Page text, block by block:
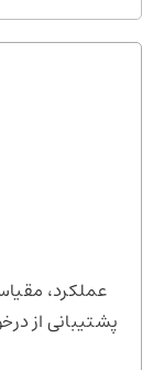
عملکرد،
پشتیبانی از